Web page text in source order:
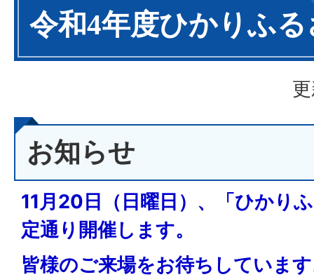
令和4年度ひかりふ
お知らせ
11月20日（日曜日）、「ひかり
定通り開催します。
皆様のご来場をお待ちしていま